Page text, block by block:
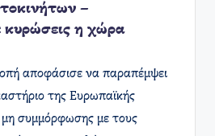
–
η χώρα
αποφάσισε να παραπέμψει
της Ευρωπαϊκής
συμμόρφωσης με τους